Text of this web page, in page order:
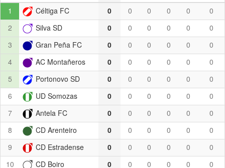
1
Céltiga FC 0 0 0 0 0
0
2
Silva SD 0 0 0 0 0
0
3
Gran Peña FC 0 0 0 0 0
0
4
AC Montañeros 0 0 0 0 0
0
5
Portonovo SD 0 0 0 0 0
0
6
UD Somozas 0 0 0 0 0
0
7
Antela FC 0 0 0 0 0
0
8
CD Arenteiro 0 0 0 0 0
0
9
CD Estradense 0 0 0 0 0
0
10
CD Boiro 0 0 0 0 0 0